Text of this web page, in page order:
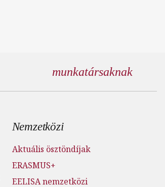
munkatársaknak
Nemzetközi
Aktuális ösztöndíjak
ERASMUS+
EELISA nemzetközi